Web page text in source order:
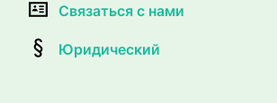
Связаться с нами
Юридический